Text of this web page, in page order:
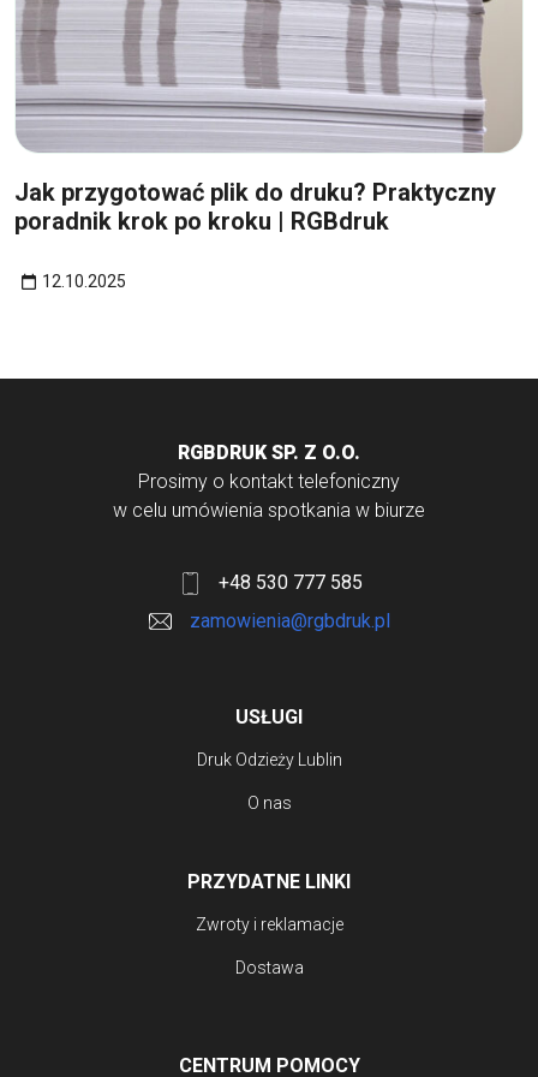
Jak przygotować plik do druku? Praktyczny
poradnik krok po kroku | RGBdruk
12.10.2025
RGBDRUK SP. Z O.O.
Prosimy o kontakt telefoniczny
w celu umówienia spotkania w biurze
+48 530 777 585
zamowienia@rgbdruk.pl
USŁUGI
Druk Odzieży Lublin
O nas
PRZYDATNE LINKI
Zwroty i reklamacje
Dostawa
CENTRUM POMOCY